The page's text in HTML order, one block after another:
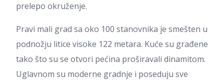
prelepo okruženje.
Pravi mali grad sa oko 100 stanovnika je smešten u
podnožju litice visoke 122 metara. Kuće su građene
tako što su se otvori pećina proširavali dinamitom.
Uglavnom su moderne gradnje i poseduju sve